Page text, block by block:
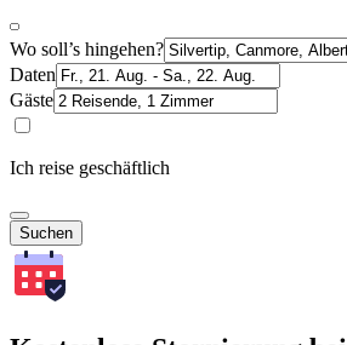
Wo soll’s hingehen?
Daten
Gäste
Ich reise geschäftlich
Suchen